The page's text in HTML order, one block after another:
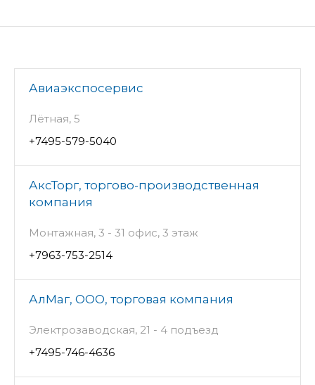
Авиаэкспосервис
Лётная, 5
+7495-579-5040
АксТорг, торгово-производственная
компания
Монтажная, 3 - 31 офис, 3 этаж
+7963-753-2514
АлМаг, ООО, торговая компания
Электрозаводская, 21 - 4 подъезд
+7495-746-4636